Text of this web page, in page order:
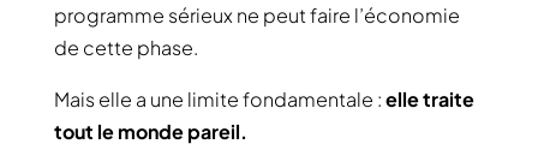
programme sérieux ne peut faire l’économie
de cette phase.
Mais elle a une limite fondamentale :elle traite
tout le monde pareil.